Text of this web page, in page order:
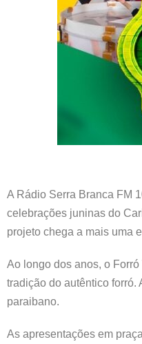
A Rádio Serra Branca FM
celebrações juninas do
projeto chega a mais uma
Ao longo dos anos, o
tradição do autêntico forró.
paraibano.
As apresentações em